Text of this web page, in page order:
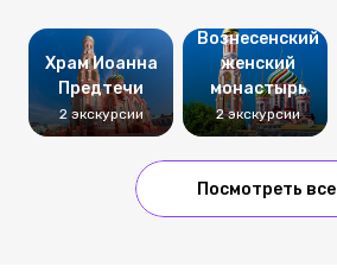
Храм Иоанна
Предтечи
2 экскурсии
Вознесенский
женский
монастырь
2 экскурсии
Посмотреть все